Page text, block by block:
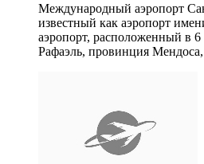
Международный аэропорт
известный как аэропорт
аэропорт, расположенный в
Рафаэль, провинция